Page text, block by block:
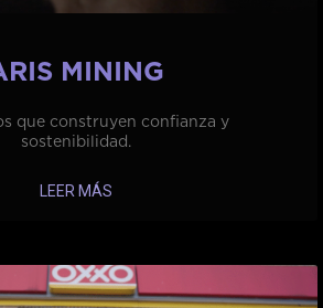
MINING
que construyen confianza y
sostenibilidad.
LEER MÁS